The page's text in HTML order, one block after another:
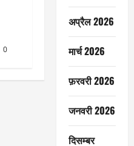
0
अप्रैल 2026
मार्च 2026
फ़रवरी 2026
जनवरी 2026
दिसम्बर